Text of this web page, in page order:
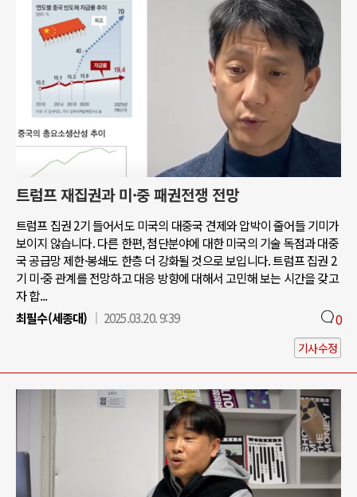
트럼프 재집권과 미·중 패권전쟁 전망
트럼프 집권 2기 들어서도 미국의 대중국 견제와 압박이 줄어들 기미가
보이지 않습니다. 다른 한편, 첨단분야에 대한 미국의 기술 독점과 대중
국 공급망 제한·봉쇄도 한층 더 강화될 것으로 보입니다. 트럼프 집권 2
기 미·중 관계를 전망하고 대응 방향에 대해서 고민해 보는 시간을 갖고
자 합...
최필수(세종대)
2025.03.20. 9:39 0
기사수정